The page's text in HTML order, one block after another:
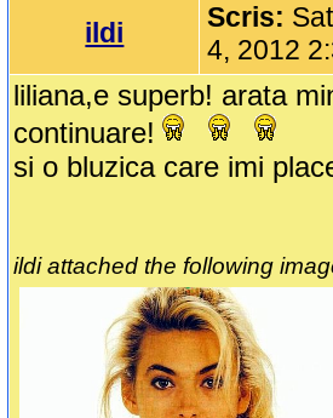
ildi Scris:
4, 2012
liliana,e superb! arata
continuare!
si o bluzica care imi
ildi attached the following